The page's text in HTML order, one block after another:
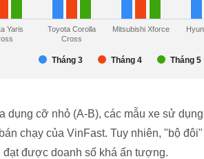
dụng cỡ nhỏ (A-B), các mẫu xe sử
chạy của VinFast. Tuy nhiên, "bộ
đạt được doanh số khá ấn tượng.